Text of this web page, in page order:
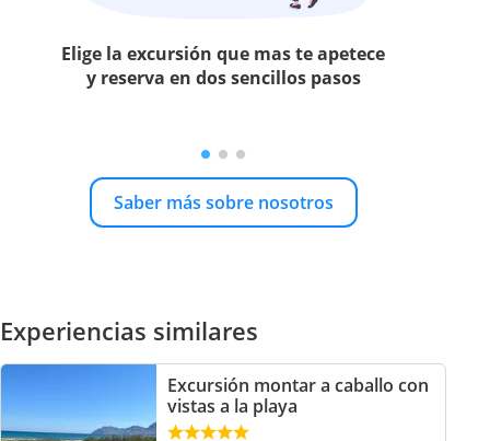
Elige la excursión que mas te apetece
y reserva en dos sencillos pasos
Saber más sobre nosotros
Experiencias similares
Excursión montar a caballo con
vistas a la playa